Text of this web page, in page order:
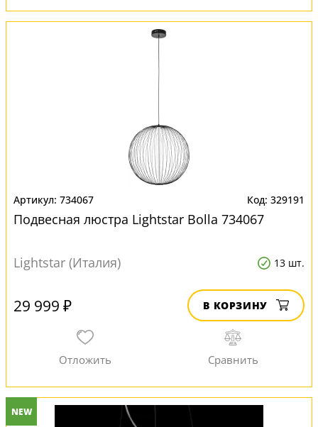
734067 329191
Подвесная люстра Lightstar Bolla 734067
Lightstar (Италия) 13 шт.
29 999 ₽ В КОРЗИНУ
NEW